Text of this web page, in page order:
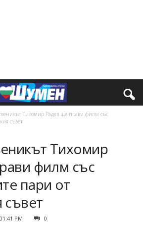
Тихомир Радев ще прави филм със
съвет
Тихомир
филм със
пари от
PM 0